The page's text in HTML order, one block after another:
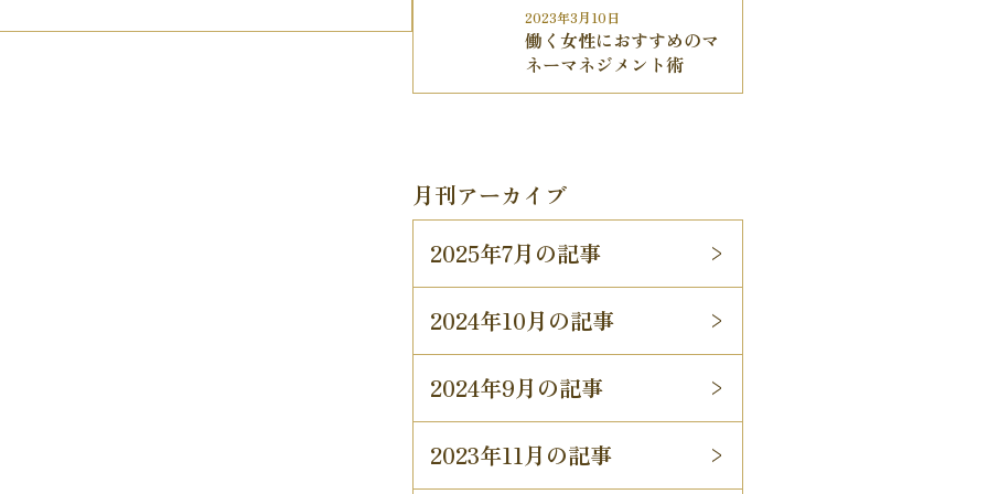
2023年3月10日
働く女性におすすめのマ
ネーマネジメント術
月刊アーカイブ
2025年7月の記事
2024年10月の記事
2024年9月の記事
2023年11月の記事